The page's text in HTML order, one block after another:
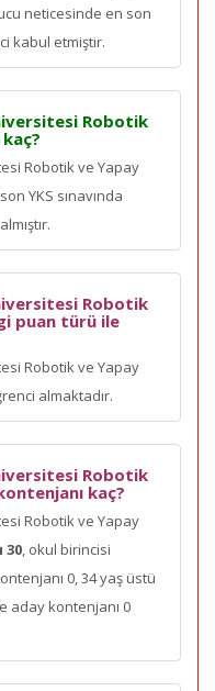
neticesinde en son
kabul etmiştir.
Robotik
Robotik ve Yapay
YKS sınavında
Robotik
puan türü ile
Robotik ve Yapay
almaktadır.
Robotik
kaç?
Robotik ve Yapay
30, okul birincisi
0, 34 yaş üstü
aday kontenjanı 0